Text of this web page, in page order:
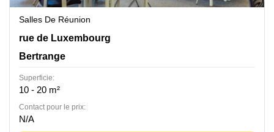
Salles De Réunion
55 rue de Luxembourg, Bertrange
rue de Luxembourg
Bertrange
Superficie:
10 - 20 m²
Contact pour le prix:
N/A